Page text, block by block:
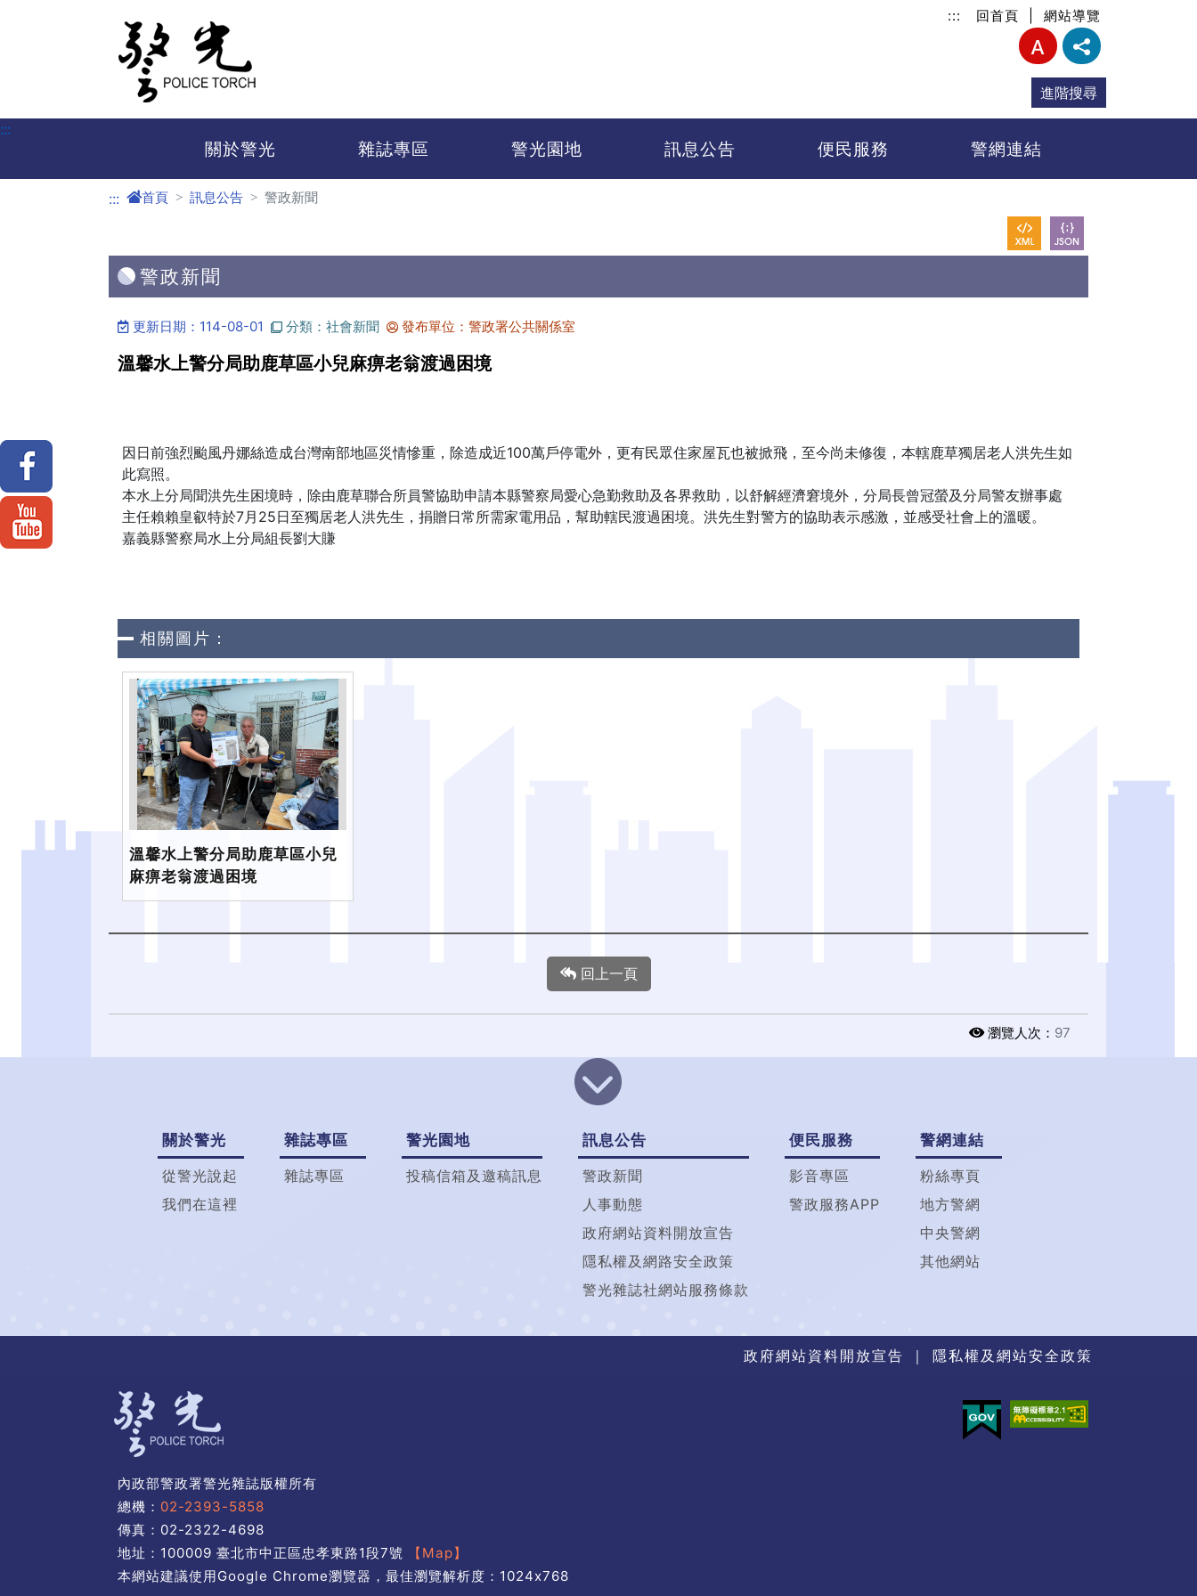
::: 回首頁 網站導覽
進階搜尋
:::
關於警光 雜誌專區 警光園地 訊息公告 便民服務 警網連結
::: 首頁 訊息公告 警政新聞
警政新聞
更新日期：114-08-01 分類：社會新聞 發布單位：警政署公共關係室
溫馨水上警分局助鹿草區小兒麻痹老翁渡過困境
因日前強烈颱風丹娜絲造成台灣南部地區災情慘重，除造成近100萬戶停電外，更有民眾住家屋瓦也被掀飛，至今尚未修復，本轄鹿草獨居老人洪先生如
此寫照。
本水上分局聞洪先生困境時，除由鹿草聯合所員警協助申請本縣警察局愛心急勤救助及各界救助，以舒解經濟窘境外，分局長曾冠螢及分局警友辦事處
主任賴賴皇叡特於7月25日至獨居老人洪先生，捐贈日常所需家電用品，幫助轄民渡過困境。洪先生對警方的協助表示感激，並感受社會上的溫暖。
嘉義縣警察局水上分局組長劉大賺
相關圖片：
溫馨水上警分局助鹿草區小兒
麻痹老翁渡過困境
回上一頁
瀏覽人次： 97
關於警光
從警光說起
我們在這裡
雜誌專區
雜誌專區
警光園地
投稿信箱及邀稿訊息
訊息公告
警政新聞
人事動態
政府網站資料開放宣告
隱私權及網路安全政策
警光雜誌社網站服務條款
便民服務
影音專區
警政服務APP
警網連結
粉絲專頁
地方警網
中央警網
其他網站
政府網站資料開放宣告 ｜ 隱私權及網站安全政策
內政部警政署警光雜誌版權所有
總機： 02-2393-5858
傳真：02-2322-4698
地址：100009 臺北市中正區忠孝東路1段7號
【Map】
本網站建議使用Google Chrome瀏覽器，最佳瀏覽解析度：1024x768